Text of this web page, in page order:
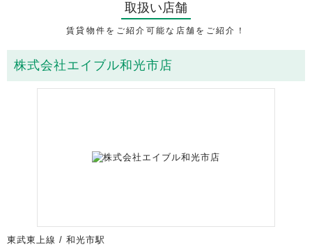
取扱い店舗
賃貸物件をご紹介可能な店舗をご紹介！
株式会社エイブル和光市店
東武東上線 / 和光市駅